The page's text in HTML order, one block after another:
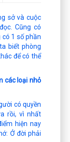
sở và cuộc
Cũng có
1 số phần
biết phòng
để có thể
các loại nhỏ
có quyền
rồi, vì nhất
hiện nay
Ở đời phải